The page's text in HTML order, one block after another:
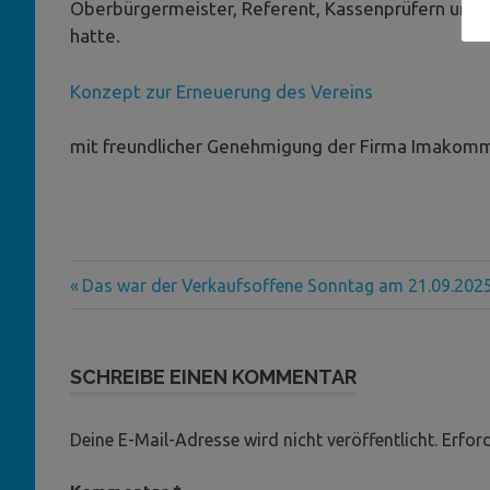
Oberbürgermeister, Referent, Kassenprüfern
hatte.
Konzept zur Erneuerung des Vereins
mit freundlicher Genehmigung der Firma
Beitragsnavigation
Vorheriger
Das war der Verkaufsoffene Sonntag am
SCHREIBE EINEN KOMMENTAR
Deine E-Mail-Adresse wird nicht veröffentlicht.